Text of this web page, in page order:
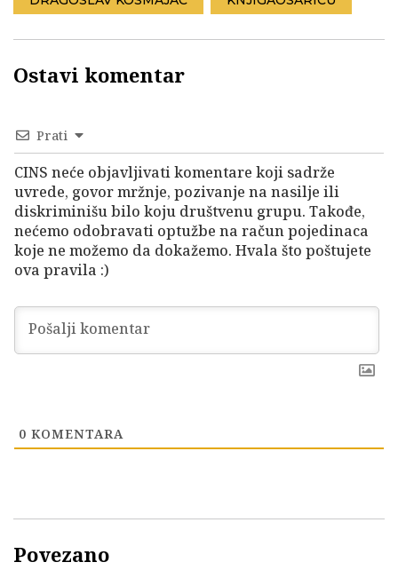
Ostavi komentar
Prati
CINS neće objavljivati komentare koji sadrže
uvrede, govor mržnje, pozivanje na nasilje ili
diskriminišu bilo koju društvenu grupu. Takođe,
nećemo odobravati optužbe na račun pojedinaca
koje ne možemo da dokažemo. Hvala što poštujete
ova pravila :)
0 KOMENTARA
Povezano